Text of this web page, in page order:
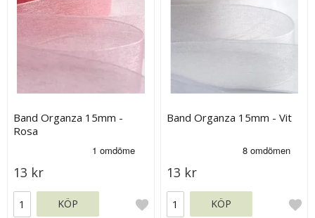
Band Organza 15mm -
Rosa
13 kr
KÖP
Band Organza 15mm - Vit
13 kr
KÖP